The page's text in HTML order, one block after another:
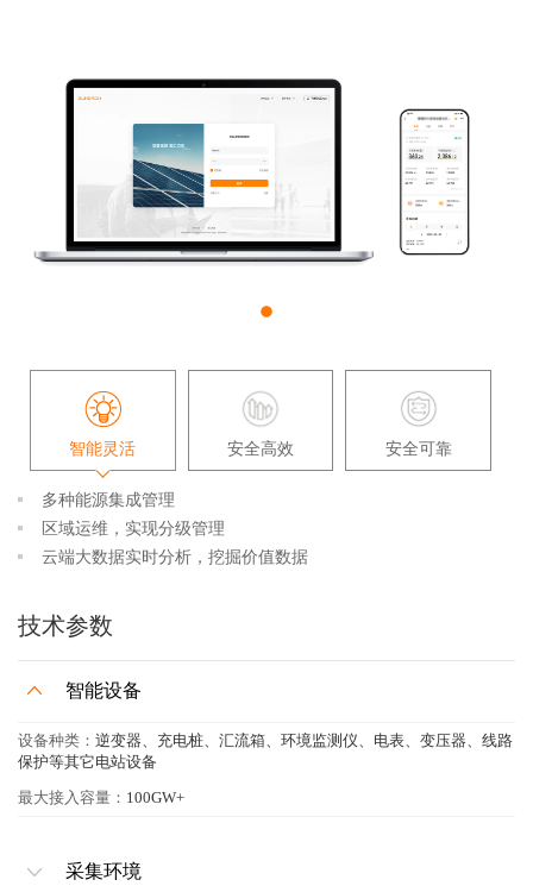
智能灵活 安全高效 安全可靠
多种能源集成管理
区域运维，实现分级管理
云端大数据实时分析，挖掘价值数据
技术参数
智能设备
设备种类： 逆变器、充电桩、汇流箱、环境监测仪、电表、变压器、线路
保护等其它电站设备
最大接入容量： 100GW+
采集环境